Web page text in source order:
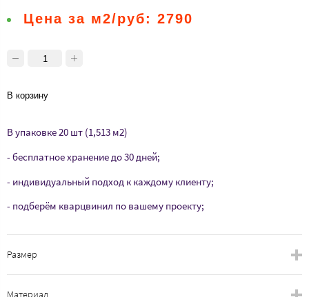
Цена за м2/руб: 2790
В корзину
В упаковке 20 шт (1,513 м2)
- бесплатное хранение до 30 дней;
- индивидуальный подход к каждому клиенту;
- подберём кварцвинил по вашему проекту;
Размер
Материал